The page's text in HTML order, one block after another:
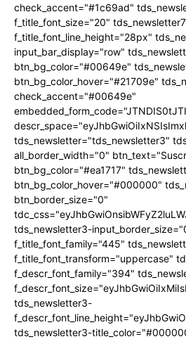
check_accent="#1c69ad"
f_title_font_size="20"
f_title_font_line_height="28px"
input_bar_display="row"
btn_bg_color="#00649e"
btn_bg_color_hover="#21709e"
check_accent="#00649e"
tds_newsletter="tds_newsletter3"
all_border_width="0"
btn_bg_color="#ea1717"
btn_bg_color_hover="#000000"
btn_border_size="0"
tds_newsletter3-
f_title_font_family="445"
f_title_font_transform="uppercase"
f_descr_font_family="394"
tds_newsletter3-
tds_newsletter3-